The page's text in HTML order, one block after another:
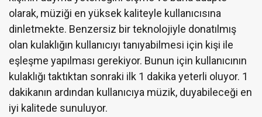
olarak, müziği en yüksek kaliteyle kullanıcısına
dinletmekte. Benzersiz bir teknolojiyle donatılmış
olan kulaklığın kullanıcıyı tanıyabilmesi için kişi ile
eşleşme yapılması gerekiyor. Bunun için kullanıcının
kulaklığı taktıktan sonraki ilk 1 dakika yeterli oluyor. 1
dakikanın ardından kullanıcıya müzik, duyabileceği en
iyi kalitede sunuluyor.